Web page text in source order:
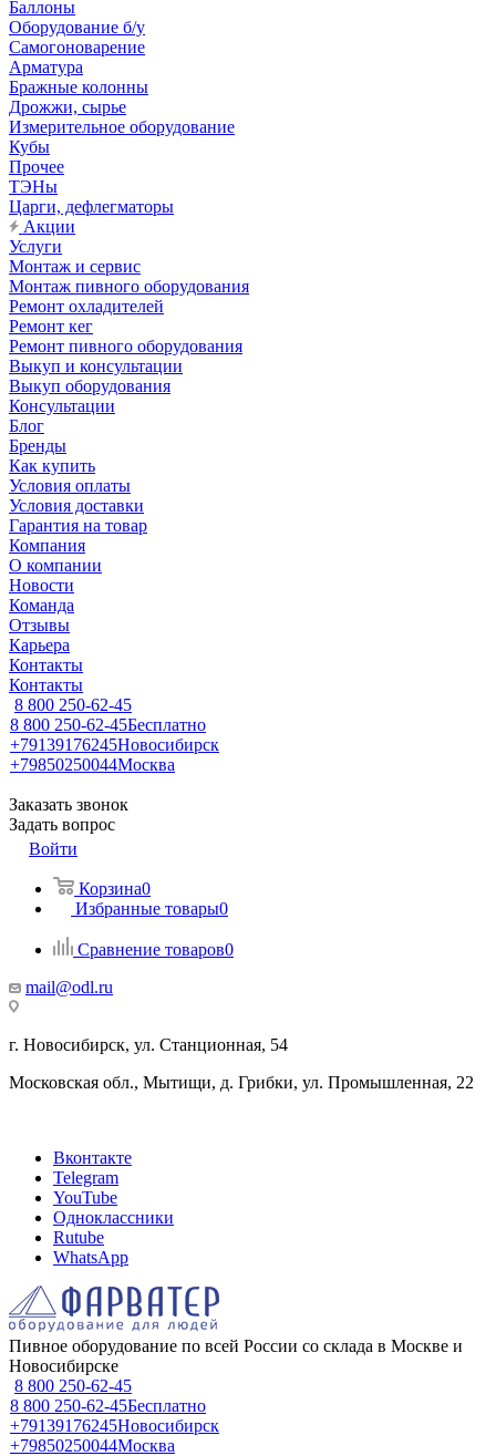
Баллоны
Оборудование б/у
Самогоноварение
Арматура
Бражные колонны
Дрожжи, сырье
Измерительное оборудование
Кубы
Прочее
ТЭНы
Царги, дефлегматоры
Акции
Услуги
Монтаж и сервис
Монтаж пивного оборудования
Ремонт охладителей
Ремонт кег
Ремонт пивного оборудования
Выкуп и консультации
Выкуп оборудования
Консультации
Блог
Бренды
Как купить
Условия оплаты
Условия доставки
Гарантия на товар
Компания
О компании
Новости
Команда
Отзывы
Карьера
Контакты
Контакты
8 800 250-62-45
8 800 250-62-45Бесплатно
+79139176245Новосибирск
+79850250044Москва
Заказать звонок
Задать вопрос
Войти
Корзина0
Избранные товары0
Сравнение товаров0
mail@odl.ru
г. Новосибирск, ул. Станционная, 54
Московская обл., Мытищи, д. Грибки, ул. Промышленная, 22
Вконтакте
Telegram
YouTube
Одноклассники
Rutube
WhatsApp
Пивное оборудование по всей России со склада в Москве и
Новосибирске
8 800 250-62-45
8 800 250-62-45Бесплатно
+79139176245Новосибирск
+79850250044Москва